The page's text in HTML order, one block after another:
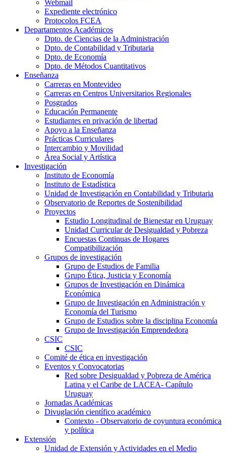
Webmail
Expediente electrónico
Protocolos FCEA
Departamentos Académicos
Dpto. de Ciencias de la Administración
Dpto. de Contabilidad y Tributaria
Dpto. de Economía
Dpto. de Métodos Cuantitativos
Enseñanza
Carreras en Montevideo
Carreras en Centros Universitarios Regionales
Posgrados
Educación Permanente
Estudiantes en privación de libertad
Apoyo a la Enseñanza
Prácticas Curriculares
Intercambio y Movilidad
Área Social y Artística
Investigación
Instituto de Economía
Instituto de Estadística
Unidad de Investigación en Contabilidad y Tributaria
Observatorio de Reportes de Sostenibilidad
Proyectos
Estudio Longitudinal de Bienestar en Uruguay
Unidad Curricular de Desigualdad y Pobreza
Encuestas Continuas de Hogares
Compatibilización
Grupos de investigación
Grupo de Estudios de Familia
Grupo Ética, Justicia y Economía
Grupos de Investigación en Dinámica
Económica
Grupo de Investigación en Administración y
Economía del Turismo
Grupo de Estudios sobre la disciplina Economía
Grupo de Investigación Emprendedora
CSIC
CSIC
Comité de ética en investigación
Eventos y Convocatorias
Red sobre Desigualdad y Pobreza de América
Latina y el Caribe de LACEA- Capítulo
Uruguay
Jornadas Académicas
Divuglación científico académico
Contexto - Observatorio de coyuntura económica
y política
Extensión
Unidad de Extensión y Actividades en el Medio